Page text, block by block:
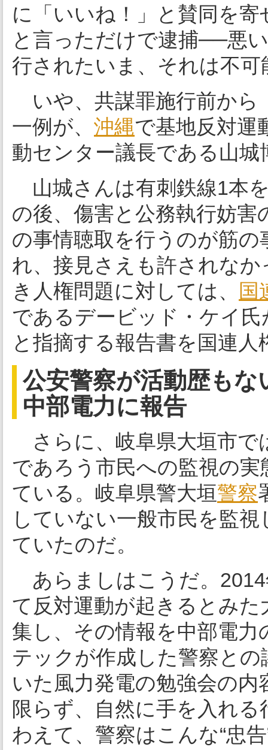
に「いいね！」と賛同を
と言っただけで逮捕──悪
行されたいま、それは不
いや、共謀罪施行前から
一例が、 沖縄で基地反対運
動センター議長である山
山城さんは有刺鉄線1本
の後、傷害と公務執行妨
の事情聴取を行うのが筋
れ、接見さえも許されな
き人権問題に対しては、
国
であるデービッド・ケイ
と指摘する報告書を国連
公安警察が活動歴も
中部電力に報告
さらに、岐阜県大垣市で
であろう市民への監視の
ている。岐阜県警大垣警察
していない一般市民を監
ていたのだ。
あらましはこうだ。
て反対運動が起きるとみ
集し、その情報を中部電
テックが作成した警察と
いた風力発電の勉強会の内
限らず、自然に手を入れ
わえて、警察はこんな“忠